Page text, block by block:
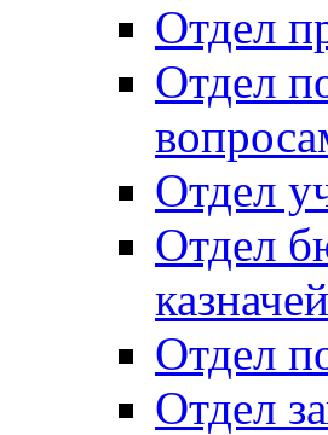
Отдел
Отдел
Отдел
Отдел
Отдел
Отдел